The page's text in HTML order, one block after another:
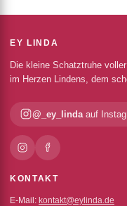
EY LINDA
Die kleine Schatztruhe
im Herzen Lindens, dem
@_ey_linda auf
KONTAKT
E-Mail: kontakt@eylinda.de